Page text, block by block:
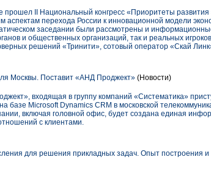
II Национальный конгресс «Приоритеты развития
аспектам перехода России к инновационной модели
заседании были рассмотрены и
и общественных организаций, так и реальных
решений «Тринити», сотовый оператор «Скай
Москвы. Поставит «АНД Проджект» (Новости)
входящая в группу компаний «Систематика»
базе Microsoft Dynamics CRM в московской
включая головной офис, будет создана единая
с клиентами.
для решения прикладных задач. Опыт построения и